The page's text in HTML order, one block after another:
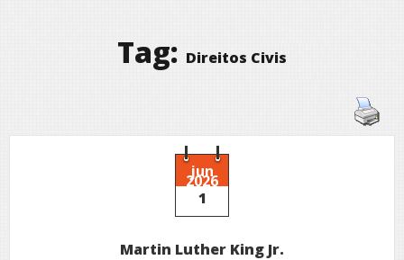
Tag: Direitos Civis
jun
2026
1
Martin Luther King Jr.